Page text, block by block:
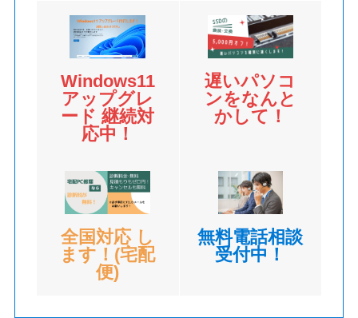
Windows11
アップグレ
ード 継続対
応中！
遅いパソコ
ンをなんと
かして！
全国対応 し
ます！(宅配
便)
無料電話相談
受付中！